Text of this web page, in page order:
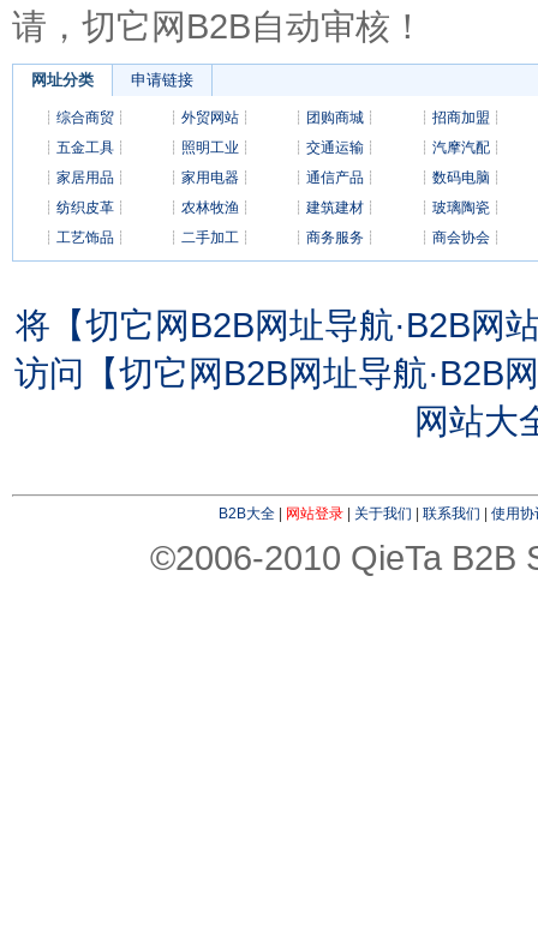
请，切它网B2B自动审核！
网址分类 申请链接
┊ 综合商贸 ┊ ┊ 外贸网站 ┊ ┊ 团购商城 ┊ ┊ 招商加盟 ┊
┊ 五金工具 ┊ ┊ 照明工业 ┊ ┊ 交通运输 ┊ ┊ 汽摩汽配┊
┊ 家居用品 ┊ ┊ 家用电器 ┊ ┊ 通信产品 ┊ ┊ 数码电脑 ┊
┊ 纺织皮革 ┊ ┊ 农林牧渔 ┊ ┊ 建筑建材 ┊ ┊ 玻璃陶瓷┊
┊ 工艺饰品 ┊ ┊ 二手加工 ┊ ┊ 商务服务 ┊ ┊ 商会协会┊
将【切它网B2B网址导航·B2B网
访问【切它网B2B网址导航·B2B
网站大
B2B大全| 网站登录| 关于我们 联系我们 使用协
©2006-2010 QieTa B2B